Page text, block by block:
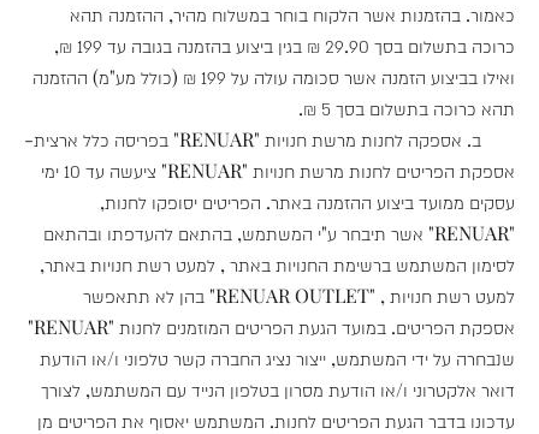
כאמור. בהזמנות אשר הלקוח בוחר במשלוח מהיר, ההזמנה תהא
כרוכה בתשלום בסך 29.90 ₪ בגין ביצוע בהזמנה בגובה עד 199 ₪,
ואילו בביצוע הזמנה אשר סכומה עולה על 199 ₪ (כולל מע"מ) ההזמנה
תהא כרוכה בתשלום בסך 5 ₪.
ב. אספקה לחנות מרשת חנויות "RENUAR" בפריסה כלל ארצית-
אספקת הפריטים לחנות מרשת חנויות "RENUAR" ציעשה עד 10 ימי
עסקים ממועד ביצוע ההזמנה באתר. הפריטים יסופקו לחנות,
"RENUAR" אשר תיבחר ע"י המשתמש, בהתאם להעדפתו ובהתאם
לסימון המשתמש ברשימת החנויות באתר , למעט רשת חנויות באתר,
למעט רשת חנויות , "RENUAR OUTLET" בהן לא תתאפשר
אספקת הפריטים. במועד הגעת הפריטים המוזמנים לחנות "RENUAR"
שנבחרה על ידי המשתמש, ייצור נציג החברה קשר טלפוני ו/או הודעת
דואר אלקטרוני ו/או הודעת מסרון בטלפון הנייד עם המשתמש, לצורך
עדכונו בדבר הגעת הפריטים לחנות. המשתמש יאסוף את הפריטים מן